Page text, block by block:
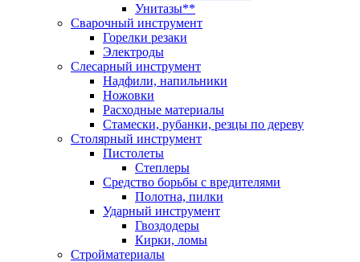
Унитазы**
Сварочный инструмент
Горелки резаки
Электроды
Слесарный инструмент
Надфили, напильники
Ножовки
Расходные материалы
Стамески, рубанки, резцы по дереву
Столярный инструмент
Пистолеты
Степлеры
Средство борьбы с вредителями
Полотна, пилки
Ударный инструмент
Гвоздодеры
Кирки, ломы
Стройматериалы